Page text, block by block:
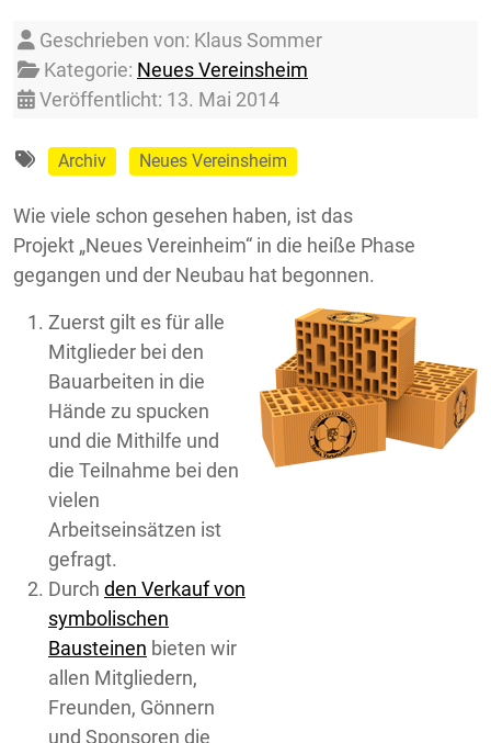
Details
Geschrieben von: Klaus Sommer
Kategorie: Neues Vereinsheim
Veröffentlicht: 13. Mai 2014
Archiv Neues Vereinsheim
Wie viele schon gesehen haben, ist das
Projekt „Neues Vereinheim“ in die heiße Phase
gegangen und der Neubau hat begonnen.
Zuerst gilt es für alle
Mitglieder bei den
Bauarbeiten in die
Hände zu spucken
und die Mithilfe und
die Teilnahme bei den
vielen
Arbeitseinsätzen ist
gefragt.
Durch den Verkauf von
symbolischen
Bausteinen bieten wir
allen Mitgliedern,
Freunden, Gönnern
und Sponsoren die